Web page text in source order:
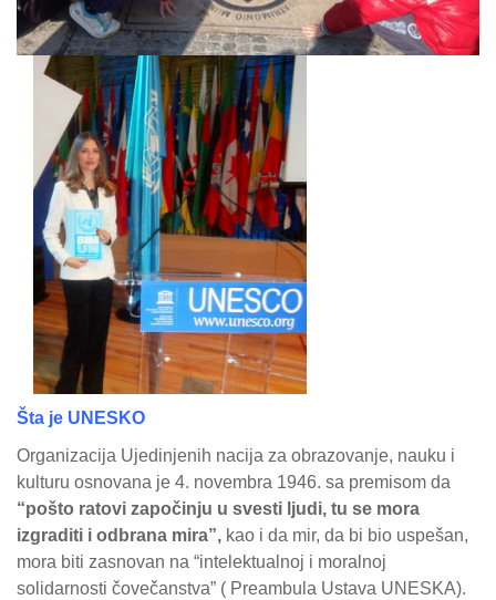
Šta je UNESKO
Organizacija Ujedinjenih nacija za obrazovanje, nauku i
kulturu osnovana je 4. novembra 1946. sa premisom da
“pošto ratovi započinju u svesti ljudi, tu se mora
izgraditi i odbrana mira”, kao i da mir, da bi bio uspešan,
mora biti zasnovan na “intelektualnoj i moralnoj
solidarnosti čovečanstva” ( Preambula Ustava UNESKA).